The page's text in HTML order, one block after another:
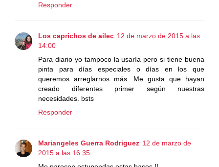
Responder
Los caprichos de ailec 12 de marzo de 2015 a las
14:00
Para diario yo tampoco la usaría pero si tiene buena
pinta para días especiales o días en los que
queremos arreglarnos más. Me gusta que hayan
creado diferentes primer según nuestras
necesidades. bsts
Responder
Mariangeles Guerra Rodriguez 12 de marzo de
2015 a las 16:35